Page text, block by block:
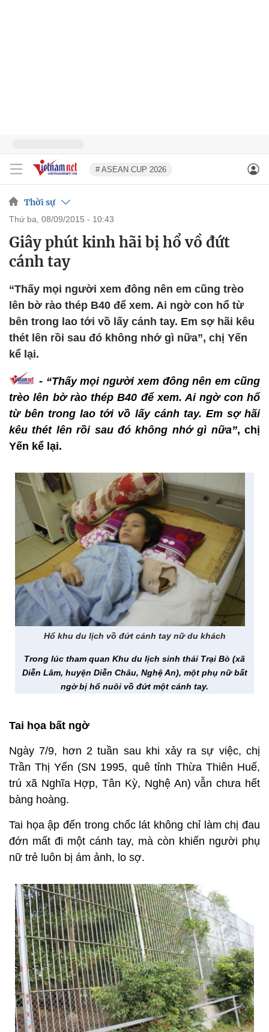
# ASEAN CUP 2026
Thời sự
thứ ba, 08/09/2015 - 10:43
Giây phút kinh hãi bị hổ vồ đứt
cánh tay
“Thấy mọi người xem đông nên em cũng trèo
lên bờ rào thép B40 để xem. Ai ngờ con hổ từ
bên trong lao tới vồ lấy cánh tay. Em sợ hãi kêu
thét lên rồi sau đó không nhớ gì nữa”, chị Yến
kể lại.
- “Thấy mọi người xem đông nên em cũng
trèo lên bờ rào thép B40 để xem. Ai ngờ con hổ
từ bên trong lao tới vồ lấy cánh tay. Em sợ hãi
kêu thét lên rồi sau đó không nhớ gì nữa”, chị
Yến kể lại.
Hổ khu du lịch vồ đứt cánh tay nữ du khách
Trong lúc tham quan Khu du lịch sinh thái Trại Bò (xã
Diễn Lâm, huyện Diễn Châu, Nghệ An), một phụ nữ bất
ngờ bị hổ nuôi vồ đứt một cánh tay.
Tai họa bất ngờ
Ngày 7/9, hơn 2 tuần sau khi xảy ra sự việc, chị
Trần Thị Yến (SN 1995, quê tỉnh Thừa Thiên Huế,
trú xã Nghĩa Hợp, Tân Kỳ, Nghệ An) vẫn chưa hết
bàng hoàng.
Tai họa ập đến trong chốc lát không chỉ làm chị đau
đớn mất đi một cánh tay, mà còn khiến người phụ
nữ trẻ luôn bị ám ảnh, lo sợ.